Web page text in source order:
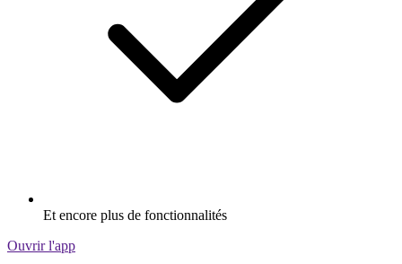
Et encore plus de fonctionnalités
Ouvrir l'app